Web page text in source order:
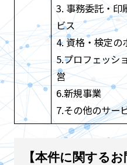
3. 事務委託・印
ビス
4. 資格・検
5.プロフェッシ
営
6.新規
7.その他のサー
【本件に関するお